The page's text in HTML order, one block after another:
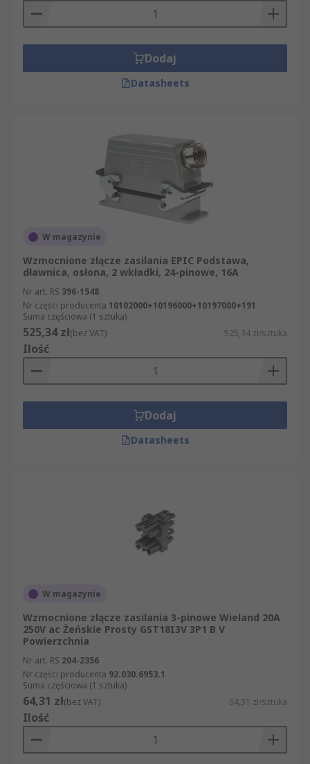
Dodaj
Datasheets
W magazynie
Wzmocnione złącze zasilania EPIC Podstawa,
dławnica, osłona, 2 wkładki, 24-pinowe, 16A
Nr art. RS 396-1548
Nr części producenta 10102000+10196000+10197000+191
Suma częściowa (1 sztuka)
525,34 zł(bez VAT) 525,34 zł/sztuka
Ilość
Dodaj
Datasheets
W magazynie
Wzmocnione złącze zasilania 3-pinowe Wieland 20A
250V ac Żeńskie Prosty GST18I3V 3P1 B V
Powierzchnia
Nr art. RS 204-2356
Nr części producenta 92.030.6953.1
Suma częściowa (1 sztuka)
64,31 zł(bez VAT) 64,31 zł/sztuka
Ilość